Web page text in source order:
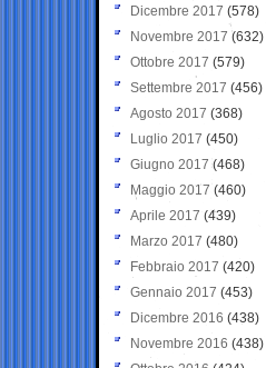
Dicembre 2017 (578)
Novembre 2017 (632)
Ottobre 2017 (579)
Settembre 2017 (456)
Agosto 2017 (368)
Luglio 2017 (450)
Giugno 2017 (468)
Maggio 2017 (460)
Aprile 2017 (439)
Marzo 2017 (480)
Febbraio 2017 (420)
Gennaio 2017 (453)
Dicembre 2016 (438)
Novembre 2016 (438)